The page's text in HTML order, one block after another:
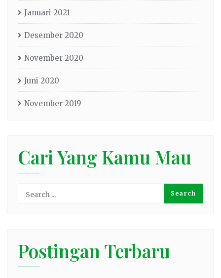
Januari 2021
Desember 2020
November 2020
Juni 2020
November 2019
Cari Yang Kamu Mau
Postingan Terbaru